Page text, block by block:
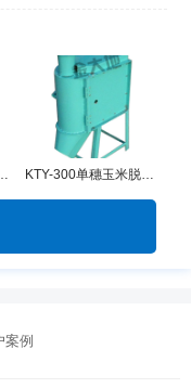
单穗脱粒机 KTY-300单穗玉米脱粒机
案例